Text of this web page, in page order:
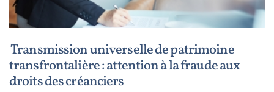
Transmission universelle de patrimoine
transfrontalière : attention à la fraude aux
droits des créanciers